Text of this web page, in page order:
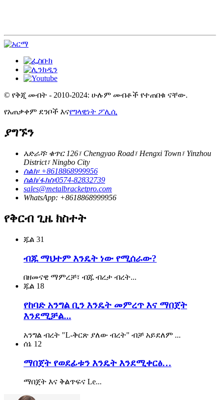
© የቅጂ መብት - 2010-2024: ሁሉም መብቶች የተጠበቁ ናቸው.
የአጠቃቀም ደንቦች እናየግላዊነት ፖሊሲ
ያግኙን
አድራሻ፡ ቁጥር 126፣ Chengyao Road፣ Hengxi Town፣ Yinzhou
District፣ Ningbo City
ስልክ፡ +8618868999956
ስልክ/ፋክስ፡0574-82832739
sales@metalbracketpro.com
WhatsApp: +8618868999956
የቅርብ ጊዜ ክስተት
ጁል 31
ብጁ ማህተም እንዴት ነው የሚሰራው?
በዘመናዊ ማምረቻ፣ ብጁ ብረታ ብረት...
ጁል 18
የከባድ አንግል ቢን እንዴት መምረጥ እና ማበጀት
እንደሚቻል...
አንግል ብረት "L-ቅርጽ ያለው ብረት" ብቻ አይደለም ...
ሰኔ 12
ማበጀት የወደፊቱን እንዴት እንደሚቀርፅ…
ማበጀት እና ቅልጥፍና Le...